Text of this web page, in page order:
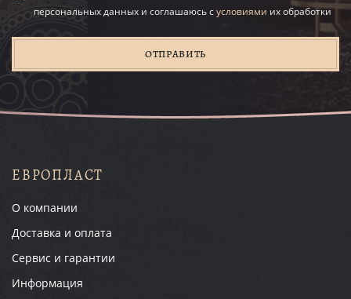
персональных данных и соглашаюсь сусловиями их обработки
ОТПРАВИТЬ
ЕВРОПЛАСТ
О компании
Доставка и оплата
Сервис и гарантии
Информация